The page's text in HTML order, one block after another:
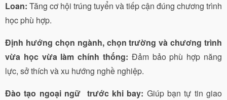
Loan: Tăng cơ hội trúng tuyển và tiếp cận đúng chương trình
học phù hợp.
Định hướng chọn ngành, chọn trường và chương trình
vừa học vừa làm chính thống: Đảm bảo phù hợp năng
lực, sở thích và xu hướng nghề nghiệp.
Đào tạo ngoại ngữ trước khi bay: Giúp bạn tự tin giao